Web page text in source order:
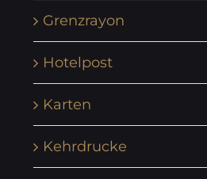
Grenzrayon
Hotelpost
Karten
Kehrdrucke